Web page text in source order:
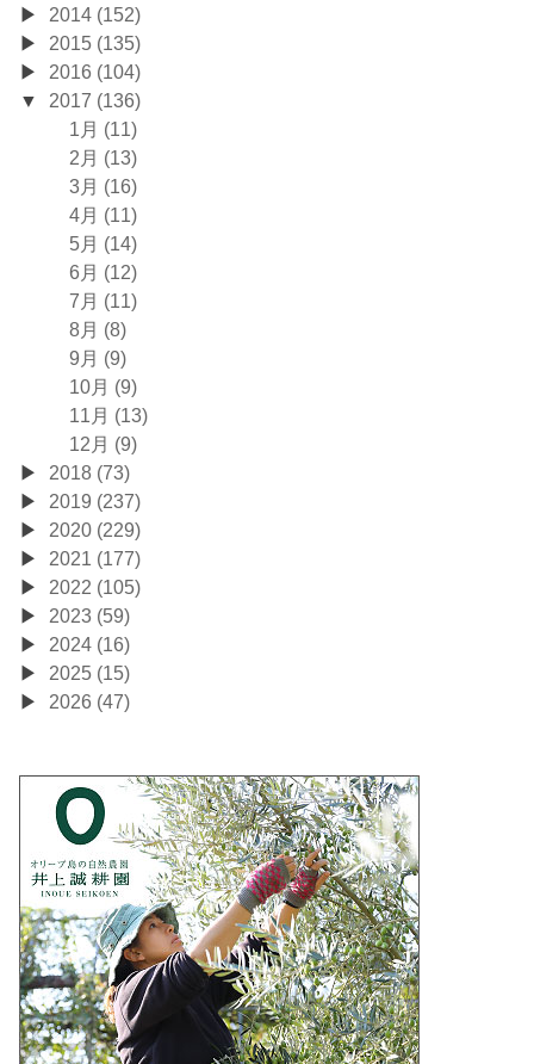
2014 (152)
2015 (135)
2016 (104)
2017 (136)
1月 (11)
2月 (13)
3月 (16)
4月 (11)
5月 (14)
6月 (12)
7月 (11)
8月 (8)
9月 (9)
10月 (9)
11月 (13)
12月 (9)
2018 (73)
2019 (237)
2020 (229)
2021 (177)
2022 (105)
2023 (59)
2024 (16)
2025 (15)
2026 (47)